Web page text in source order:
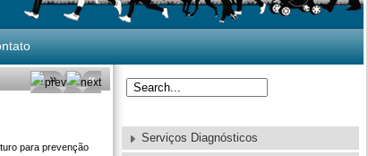
para prevenção
Serviços Diagnósticos